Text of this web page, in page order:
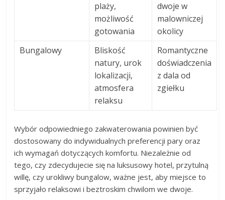
plaży,
możliwość
gotowania
dwoje w
malowniczej
okolicy
Bungalowy
Bliskość
natury, urok
lokalizacji,
atmosfera
relaksu
Romantyczne
doświadczenia
z dala od
zgiełku
Wybór odpowiedniego zakwaterowania powinien być
dostosowany do indywidualnych preferencji pary oraz
ich wymagań dotyczących komfortu. Niezależnie od
tego, czy zdecydujecie się na luksusowy hotel, przytulną
willę, czy urokliwy bungalow, ważne jest, aby miejsce to
sprzyjało relaksowi i beztroskim chwilom we dwoje.